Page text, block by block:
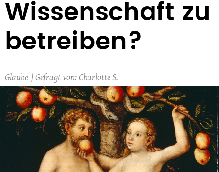
Wissenschaft zu
betreiben?
Glaube Charlotte S.